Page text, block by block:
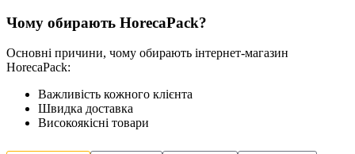
Чому обирають HorecaPack?
Основні причини, чому обирають інтернет-магазин
HorecaPack:
Важливість кожного клієнта
Швидка доставка
Високоякісні товари